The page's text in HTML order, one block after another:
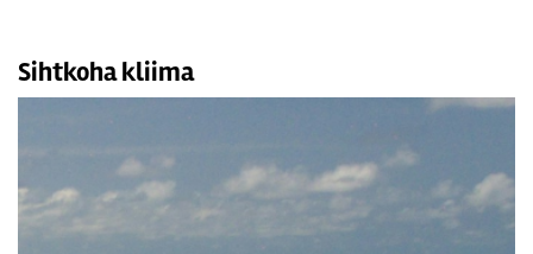
Sihtkoha kliima